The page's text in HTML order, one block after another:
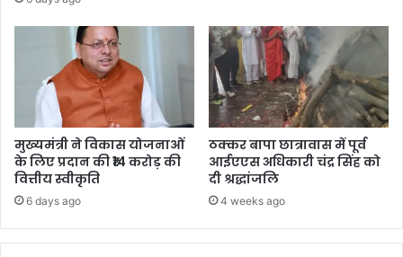
मुख्यमंत्री ने विकास योजनाओं
के लिए प्रदान की ₹14 करोड़ की
वित्तीय स्वीकृति
6 days ago
ठक्कर बापा छात्रावास में पूर्व
आईएएस अधिकारी चंद्र सिंह को
दी श्रद्धांजलि
4 weeks ago